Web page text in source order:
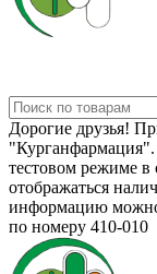
Дорогие друзья!
"Курганфармация".
тестовом режиме в
отображаться
информацию
по номеру 410-010